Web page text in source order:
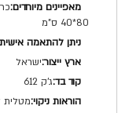
80*40 ס"מ
ישראל
ג'ק 612
מטלית